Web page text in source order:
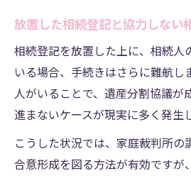
放置した相続登記と協力しない
相続登記を放置した上に、相続人
いる場合、手続きはさらに難航し
人がいることで、遺産分割協議が
進まないケースが現実に多く発生
こうした状況では、家庭裁判所の
合意形成を図る方法が有効ですが